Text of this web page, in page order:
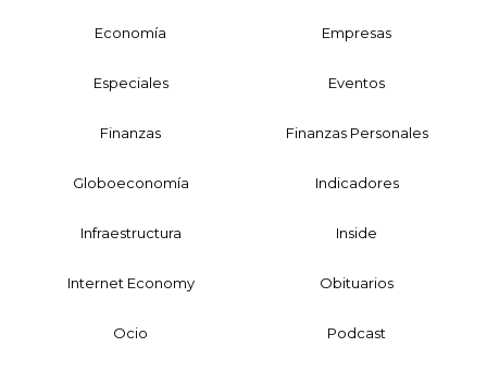
Economía Empresas
Especiales Eventos
Finanzas Finanzas Personales
Globoeconomía Indicadores
Infraestructura Inside
Internet Economy Obituarios
Ocio Podcast